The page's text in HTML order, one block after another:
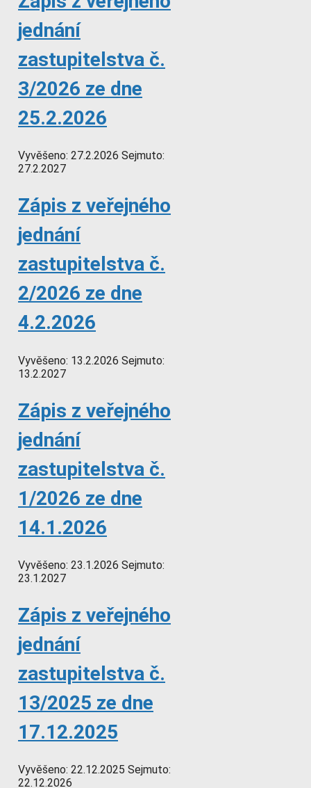
jednání
zastupitelstva č.
3/2026 ze dne
25.2.2026
Vyvěšeno: 27.2.2026 Sejmuto:
27.2.2027
Zápis z veřejného
jednání
zastupitelstva č.
2/2026 ze dne
4.2.2026
Vyvěšeno: 13.2.2026 Sejmuto:
13.2.2027
Zápis z veřejného
jednání
zastupitelstva č.
1/2026 ze dne
14.1.2026
Vyvěšeno: 23.1.2026 Sejmuto:
23.1.2027
Zápis z veřejného
jednání
zastupitelstva č.
13/2025 ze dne
17.12.2025
Vyvěšeno: 22.12.2025 Sejmuto:
22.12.2026